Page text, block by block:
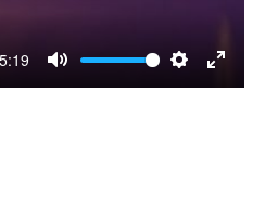
Mute Settings